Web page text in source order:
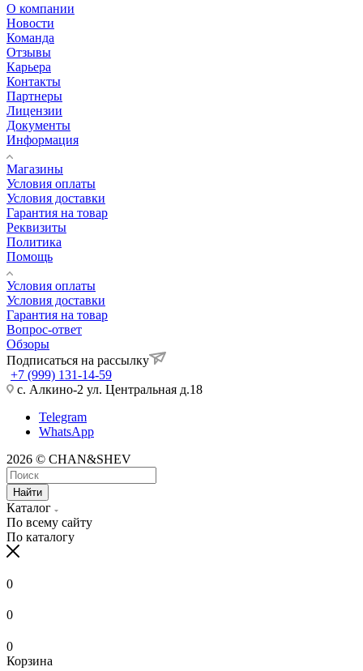
О компании
Новости
Команда
Отзывы
Карьера
Контакты
Партнеры
Лицензии
Документы
Информация
Магазины
Условия оплаты
Условия доставки
Гарантия на товар
Реквизиты
Политика
Помощь
Условия оплаты
Условия доставки
Гарантия на товар
Вопрос-ответ
Обзоры
Подписаться на рассылку
+7 (999) 131-14-59
с. Алкино-2 ул. Центральная д.18
Telegram
WhatsApp
2026 © CHAN&SHEV
Найти
Каталог
По всему сайту
По каталогу
0
0
0
Корзина